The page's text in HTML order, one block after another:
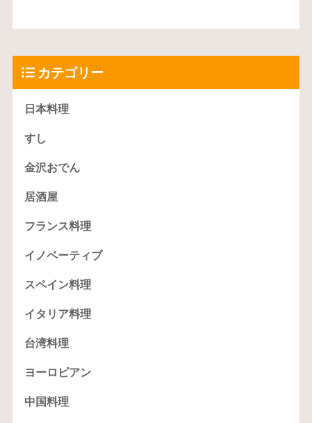
カテゴリー
日本料理
すし
金沢おでん
居酒屋
フランス料理
イノベーティブ
スペイン料理
イタリア料理
台湾料理
ヨーロピアン
中国料理